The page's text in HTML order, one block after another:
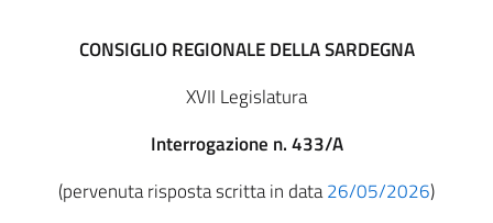
CONSIGLIO REGIONALE DELLA SARDEGNA
XVII Legislatura
Interrogazione n. 433/A
(pervenuta risposta scritta in data26/05/2026)